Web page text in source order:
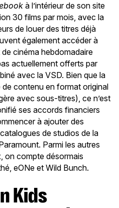
à l’intérieur de son site
30 films par mois, avec la
de louer des titres déjà
également accéder à
cinéma hebdomadaire
actuellement offerts par
avec la VSD. Bien que la
contenu en format original
avec sous-titres), ce n’est
ses accords financiers
à ajouter des
de studios de la
Parmi les autres
on compte désormais
eONe et Wild Bunch.